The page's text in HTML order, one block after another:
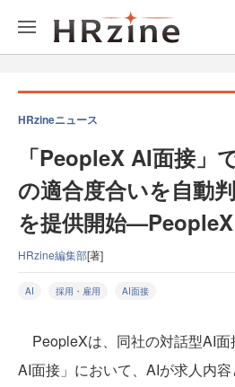
HRzineニュース
「PeopleX AI面接」
の適合度合いを自動
を提供開始—PeopleX
HRzine編集部[著]
AI 採用・雇用 AI面接
PeopleXは、同社の対話型AI
AI面接」において、AIが求人内容